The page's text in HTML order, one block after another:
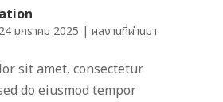
24 มกราคม 2025 | ผลงานที่ผ่านมา
sit amet, consectetur
do eiusmod tempor